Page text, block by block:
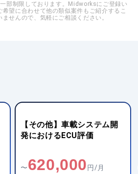
部制限しております。Midworksにご登録い
望に合わせて他の類似案件もご紹介するこ
せんので、気軽にご相談ください。
【その他】車載システム開
発におけるECU評価
〜620,000 円/月